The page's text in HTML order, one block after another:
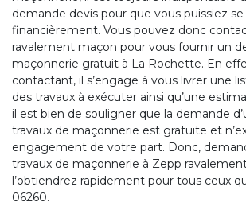
demande devis pour que vous puissiez
financièrement. Vous pouvez donc
ravalement maçon pour vous fournir un
maçonnerie gratuit à La Rochette. En
contactant, il s’engage à vous livrer une
des travaux à exécuter ainsi qu’une
il est bien de souligner que la demande
travaux de maçonnerie est gratuite et
engagement de votre part. Donc,
travaux de maçonnerie à Zepp
l’obtiendrez rapidement pour tous ceux
06260.